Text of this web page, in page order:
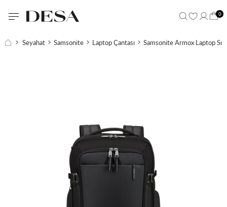
0
Seyahat Samsonite Laptop Çantası Samsonite Armox Laptop Sırt